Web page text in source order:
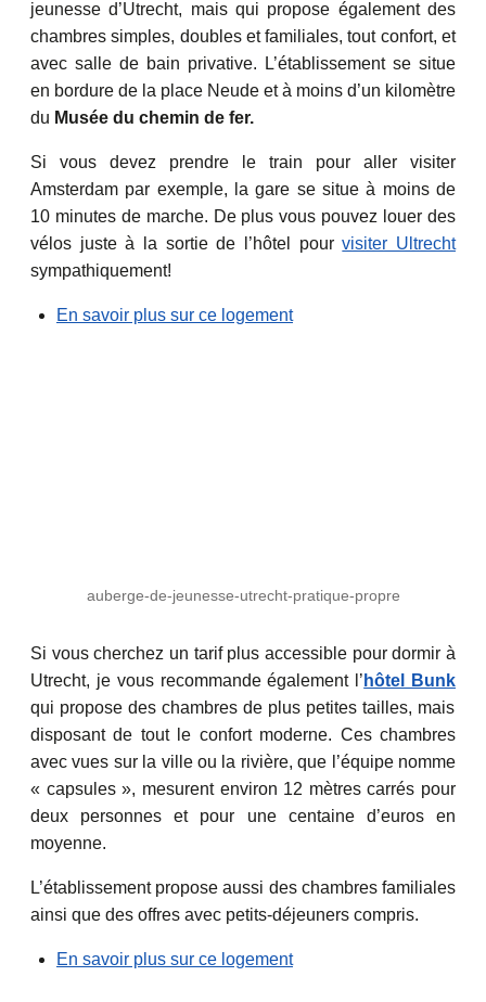
jeunesse d’Utrecht, mais qui propose également des
chambres simples, doubles et familiales, tout confort, et
avec salle de bain privative. L’établissement se situe
en bordure de la place Neude et à moins d’un kilomètre
du Musée du chemin de fer.
Si vous devez prendre le train pour aller visiter
Amsterdam par exemple, la gare se situe à moins de
10 minutes de marche. De plus vous pouvez louer des
vélos juste à la sortie de l’hôtel pourvisiter Ultrecht
sympathiquement!
En savoir plus sur ce logement
auberge-de-jeunesse-utrecht-pratique-propre
Si vous cherchez un tarif plus accessible pour dormir à
Utrecht, je vous recommande également l’ hôtel Bunk
qui propose des chambres de plus petites tailles, mais
disposant de tout le confort moderne. Ces chambres
avec vues sur la ville ou la rivière, que l’équipe nomme
« capsules », mesurent environ 12 mètres carrés pour
deux personnes et pour une centaine d’euros en
moyenne.
L’établissement propose aussi des chambres familiales
ainsi que des offres avec petits-déjeuners compris.
En savoir plus sur ce logement